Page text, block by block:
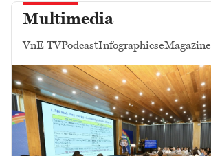
Multimedia
VnE TVPodcastInfographicseMagazine